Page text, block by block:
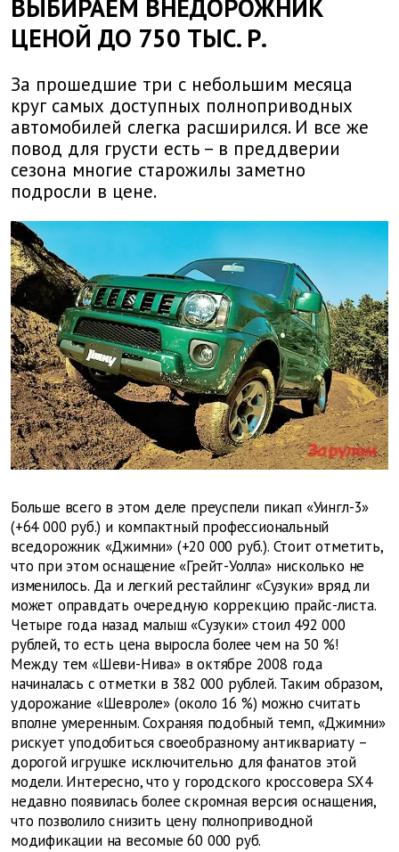
ВЫБИРАЕМ ВНЕДОРОЖНИК
ЦЕНОЙ ДО 750 ТЫС. Р.
За прошедшие три с небольшим месяца
круг самых доступных полноприводных
автомобилей слегка расширился. И все же
повод для грусти есть – в преддверии
сезона многие старожилы заметно
подросли в цене.
Больше всего в этом деле преуспели пикап «Уингл-3»
(+64 000 руб.) и компактный профессиональный
вседорожник «Джимни» (+20 000 руб.). Стоит отметить,
что при этом оснащение «Грейт-Уолла» нисколько не
изменилось. Да и легкий рестайлинг «Сузуки» вряд ли
может оправдать очередную коррекцию прайс-листа.
Четыре года назад малыш «Сузуки» стоил 492 000
рублей, то есть цена выросла более чем на 50 %!
Между тем «Шеви-Нива» в октябре 2008 года
начиналась с отметки в 382 000 рублей. Таким образом,
удорожание «Шевроле» (около 16 %) можно считать
вполне умеренным. Сохраняя подобный темп, «Джимни»
рискует уподобиться своеобразному антиквариату –
дорогой игрушке исключительно для фанатов этой
модели. Интересно, что у городского кроссовера SX4
недавно появилась более скромная версия оснащения,
что позволило снизить цену полноприводной
модификации на весомые 60 000 руб.